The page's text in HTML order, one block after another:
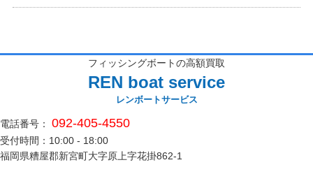
フィッシングボートの高額買取
REN boat service
レンボートサービス
電話番号： 092-405-4550
受付時間：10:00 - 18:00
福岡県糟屋郡新宮町大字原上字花掛862-1